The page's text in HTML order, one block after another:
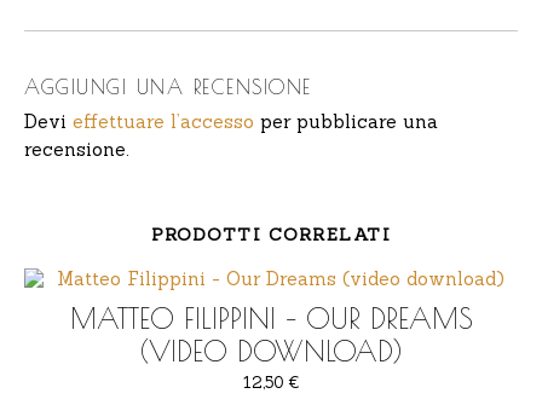
AGGIUNGI UNA RECENSIONE
Devi effettuare l’accesso per pubblicare una
recensione.
PRODOTTI CORRELATI
MATTEO FILIPPINI – OUR DREAMS
(VIDEO DOWNLOAD)
12,50 €